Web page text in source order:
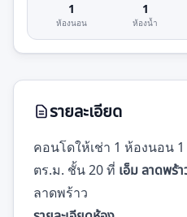
1
ห้องนอน
1
ห้องน้ำ
รายละเอียด
คอนโดให้เช่า 1 ห้องนอน
ตร.ม. ชั้น 20 ที่ เอ็ม ลาดพร้า
ลาดพร้าว